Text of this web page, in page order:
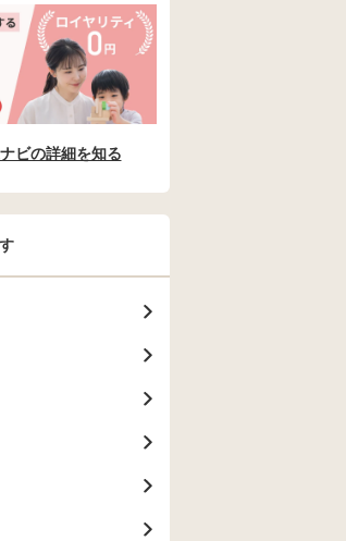
ビの詳細を知る